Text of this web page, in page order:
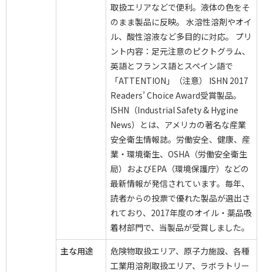
取扱エリアなどで便利。液体の色をそ
のまま製品に反映。 水溶性溶剤やオイ
ル、酸性溶液など多目的に対応。 プリ
ント内容：足元注意のピクトグラム、
英語とフランス語とスペイン語で
「ATTENTION」（注意） ISHN 2017
Readers’ Choice Award受賞製品。
ISHN（Industrial Safety & Hygine
News）とは、アメリカの著名な産業
安全衛生情報誌。労働安全、健康、産
業・環境衛生、OSHA（労働安全衛生
局）およびEPA（環境保護庁）などの
最新情報が発信されています。毎年、
読者からの投票で優れた製品が選出さ
れており、2017年度のオイル・薬品吸
着材部門で、当製品が受賞しました。
主な用途
危険物取扱エリア、原子力施設、各種
工業用溶剤取扱エリア、ラボラトリー